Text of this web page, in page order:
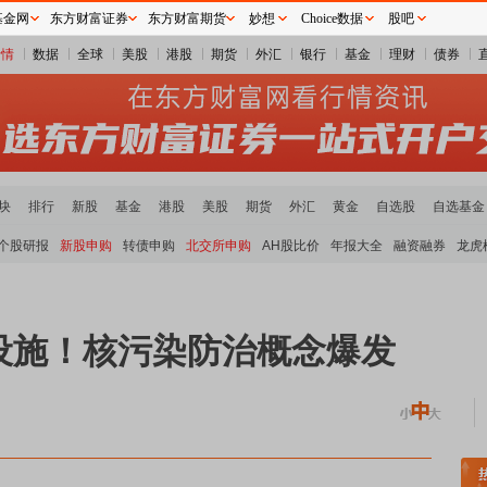
数据 全球 美股 港股 期货 外汇 银行 基金 理财 债券
排行 新股 基金 港股 美股 期货 外汇 黄金 自选股 自选基金
股研报 新股申购 转债申购 北交所申购 AH股比价 年报大全 融资融券 龙虎
！核污染防治概念爆发
重
网 东方财富证券 东方财富期货 妙想 Choice数据 股吧